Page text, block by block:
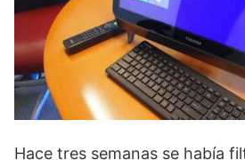
Hace tres semanas se había